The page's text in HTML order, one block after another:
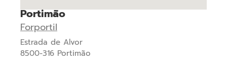
Portimão
Forportil
Estrada de Alvor
8500-316 Portimão